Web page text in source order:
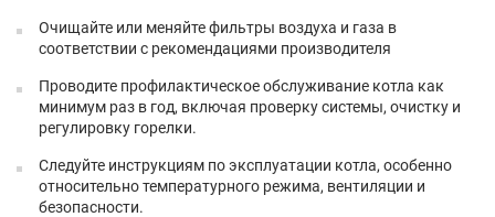
Очищайте или меняйте фильтры воздуха и газа в
соответствии с рекомендациями производителя
Проводите профилактическое обслуживание котла как
минимум раз в год, включая проверку системы, очистку и
регулировку горелки.
Следуйте инструкциям по эксплуатации котла, особенно
относительно температурного режима, вентиляции и
безопасности.